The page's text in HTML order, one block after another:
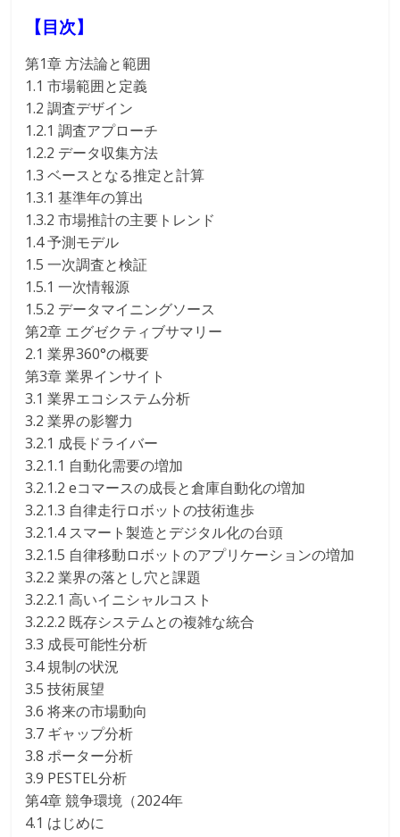
【目次】
第1章 方法論と範囲
1.1 市場範囲と定義
1.2 調査デザイン
1.2.1 調査アプローチ
1.2.2 データ収集方法
1.3 ベースとなる推定と計算
1.3.1 基準年の算出
1.3.2 市場推計の主要トレンド
1.4 予測モデル
1.5 一次調査と検証
1.5.1 一次情報源
1.5.2 データマイニングソース
第2章 エグゼクティブサマリー
2.1 業界360°の概要
第3章 業界インサイト
3.1 業界エコシステム分析
3.2 業界の影響力
3.2.1 成長ドライバー
3.2.1.1 自動化需要の増加
3.2.1.2 eコマースの成長と倉庫自動化の増加
3.2.1.3 自律走行ロボットの技術進歩
3.2.1.4 スマート製造とデジタル化の台頭
3.2.1.5 自律移動ロボットのアプリケーションの増加
3.2.2 業界の落とし穴と課題
3.2.2.1 高いイニシャルコスト
3.2.2.2 既存システムとの複雑な統合
3.3 成長可能性分析
3.4 規制の状況
3.5 技術展望
3.6 将来の市場動向
3.7 ギャップ分析
3.8 ポーター分析
3.9 PESTEL分析
第4章 競争環境（2024年
4.1 はじめに